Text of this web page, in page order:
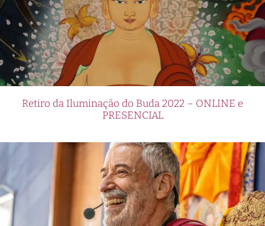
Retiro da Iluminação do Buda 2022 – ONLINE e
PRESENCIAL